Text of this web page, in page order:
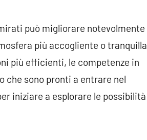
può migliorare notevolmente
più accogliente o tranquilla
più efficienti, le competenze in
che sono pronti a entrare nel
iniziare a esplorare le possibilità